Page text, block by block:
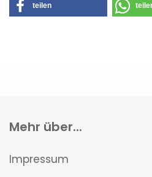
teilen
Mehr über...
Impressum